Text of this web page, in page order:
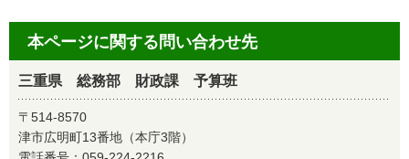
本ページに関する問い合わせ先
三重県 総務部 財政課 予算班
〒514-8570
津市広明町13番地（本庁3階）